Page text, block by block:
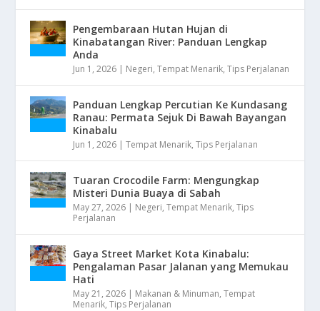
Pengembaraan Hutan Hujan di
Kinabatangan River: Panduan Lengkap
Anda
Jun 1, 2026 | Negeri,Tempat Menarik,Tips Perjalanan
Panduan Lengkap Percutian Ke Kundasang
Ranau: Permata Sejuk Di Bawah Bayangan
Kinabalu
Jun 1, 2026 |Tempat Menarik,Tips Perjalanan
Tuaran Crocodile Farm: Mengungkap
Misteri Dunia Buaya di Sabah
May 27, 2026 | Negeri,Tempat Menarik,Tips
Perjalanan
Gaya Street Market Kota Kinabalu:
Pengalaman Pasar Jalanan yang Memukau
Hati
May 21, 2026 | Makanan & Minuman,Tempat
Menarik,Tips Perjalanan